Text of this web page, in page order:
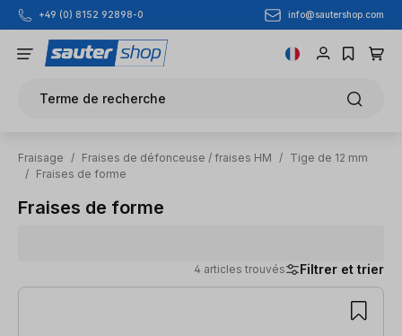
Passer au contenu principal
+49 (0) 8152 92898-0 info@sautershop.com
Terme de recherche
Fraisage / Fraises de défonceuse / fraises HM / Tige de 12 mm
/ Fraises de forme
Fraises de forme
4 articles trouvés Filtrer et trier
4 articles trouvés